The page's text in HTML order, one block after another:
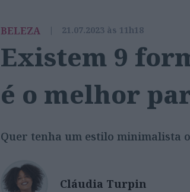
BELEZA | 21.07.2023 às 11h18
Existem 9
é o melhor
Quer tenha um estilo minimalista
Cláudia Turpin